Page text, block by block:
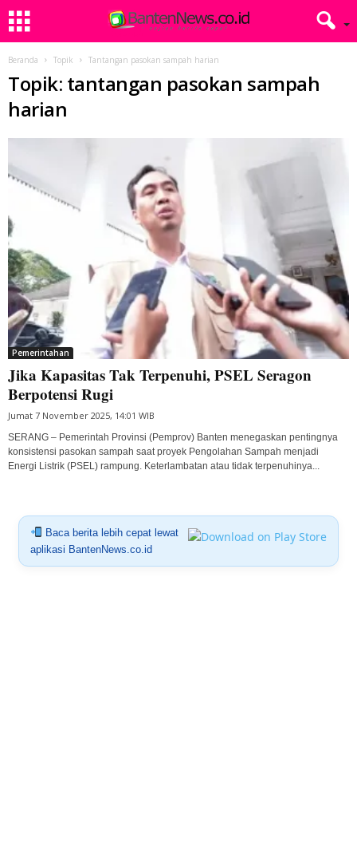
Beranda Topik Tantangan pasokan sampah harian
Topik: tantangan pasokan sampah
harian
Pemerintahan
Jika Kapasitas Tak Terpenuhi, PSEL Seragon
Berpotensi Rugi
Jumat 7 November 2025, 14:01 WIB
SERANG – Pemerintah Provinsi (Pemprov) Banten menegaskan pentingnya
konsistensi pasokan sampah saat proyek Pengolahan Sampah menjadi
Energi Listrik (PSEL) rampung. Keterlambatan atau tidak terpenuhinya...
Baca berita lebih cepat lewat
aplikasi BantenNews.co.id